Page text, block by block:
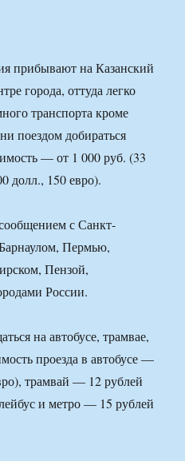
прибывают на Казанский
города, оттуда легко
транспорта кроме
поездом добираться
— от 1 000 руб. (33
долл., 150 евро).
с Санкт-
Пермью,
Пензой,
России.
на автобусе, трамвае,
проезда в автобусе —
трамвай — 12 рублей
и метро — 15 рублей